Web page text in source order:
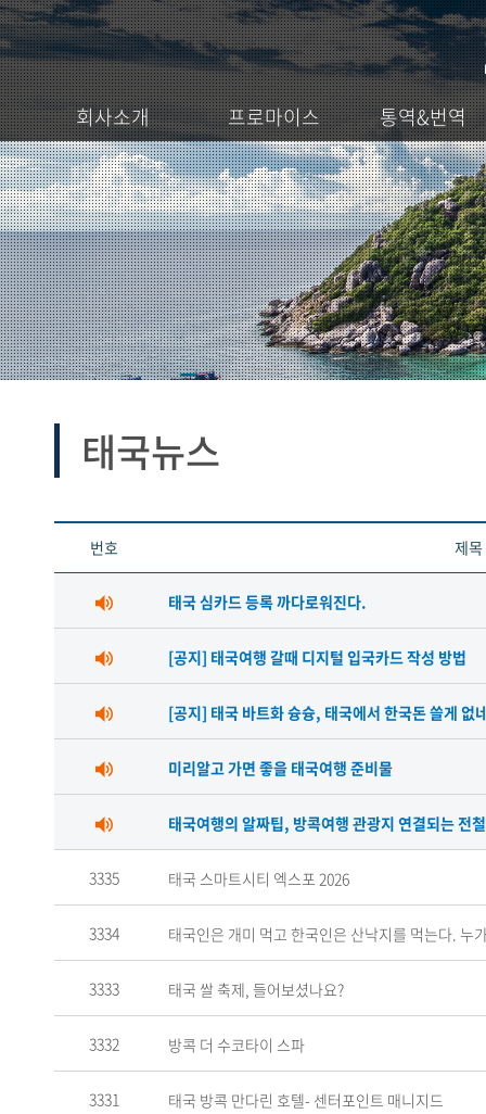
회사소개 프로마이스 통역&번역
태국뉴스
번호 제목
태국 심카드 등록 까다로워진다.
[공지] 태국여행 갈때 디지털 입국카드 작성 방법
[공지] 태국 바트화 슝슝, 태국에서 한국돈 쓸게 없
미리알고 가면 좋을 태국여행 준비물
태국여행의 알짜팁, 방콕여행 관광지 연결되는 전
3335 태국 스마트시티 엑스포 2026
3334 태국인은 개미 먹고 한국인은 산낙지를 먹는다. 누
3333 태국 쌀 축제, 들어보셨나요?
3332 방콕 더 수코타이 스파
3331 태국 방콕 만다린 호텔- 센터포인트 매니지드